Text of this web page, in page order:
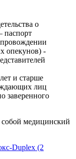
о
паспорт
опекунов) -
и старше
лиц
заверенного
собой медицинский